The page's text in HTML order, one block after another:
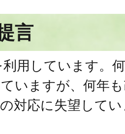
言
用しています。
いますが、何年
対応に失望して